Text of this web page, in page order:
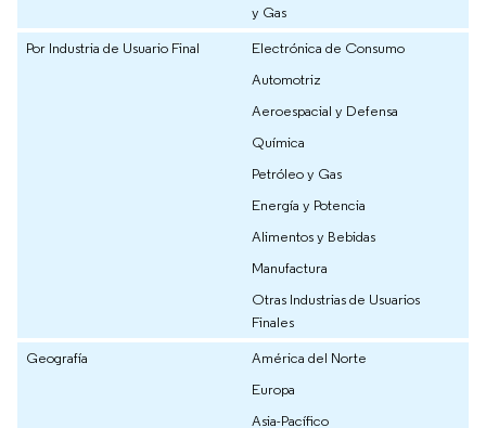
y Gas
Por Industria de Usuario Final
Electrónica de Consumo
Automotriz
Aeroespacial y Defensa
Química
Petróleo y Gas
Energía y Potencia
Alimentos y Bebidas
Manufactura
Otras Industrias de Usuarios
Finales
Geografía
América del Norte
Europa
Asia-Pacífico